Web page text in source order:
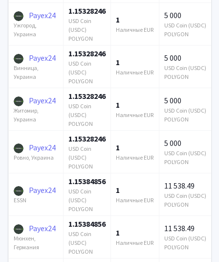
Payex24
Ужгород,
Украина
1.15328246
USD Coin
(USDC)
POLYGON
1
Наличные EUR
5 000
USD Coin (USDC)
POLYGON
Payex24
Винница,
Украина
1.15328246
USD Coin
(USDC)
POLYGON
1
Наличные EUR
5 000
USD Coin (USDC)
POLYGON
Payex24
Житомир,
Украина
1.15328246
USD Coin
(USDC)
POLYGON
1
Наличные EUR
5 000
USD Coin (USDC)
POLYGON
Payex24
Ровно, Украина
1.15328246
USD Coin
(USDC)
POLYGON
1
Наличные EUR
5 000
USD Coin (USDC)
POLYGON
Payex24
ESSN
1.15384856
USD Coin
(USDC)
POLYGON
1
Наличные EUR
11 538.49
USD Coin (USDC)
POLYGON
Payex24
Мюнхен,
Германия
1.15384856
USD Coin
(USDC)
POLYGON
1
Наличные EUR
11 538.49
USD Coin (USDC)
POLYGON